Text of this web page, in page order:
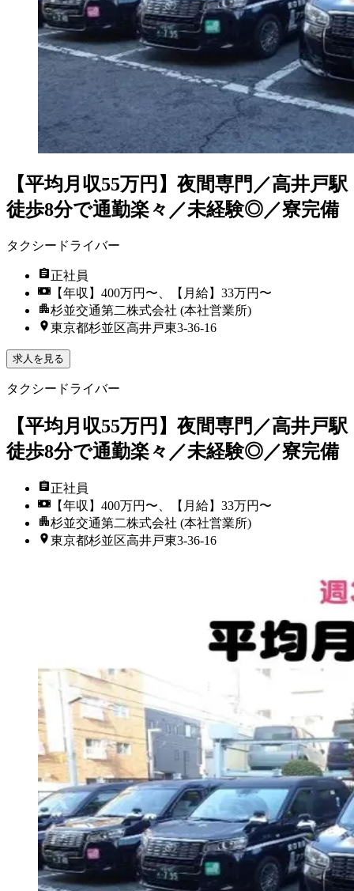
【平均月収55万円】夜間専門／高井戸駅
徒歩8分で通勤楽々／未経験◎／寮完備
タクシードライバー
正社員
【年収】400万円〜、【月給】33万円〜
杉並交通第二株式会社 (本社営業所)
東京都杉並区高井戸東3‐36‐16
求人を見る
タクシードライバー
【平均月収55万円】夜間専門／高井戸駅
徒歩8分で通勤楽々／未経験◎／寮完備
正社員
【年収】400万円〜、【月給】33万円〜
杉並交通第二株式会社 (本社営業所)
東京都杉並区高井戸東3‐36‐16